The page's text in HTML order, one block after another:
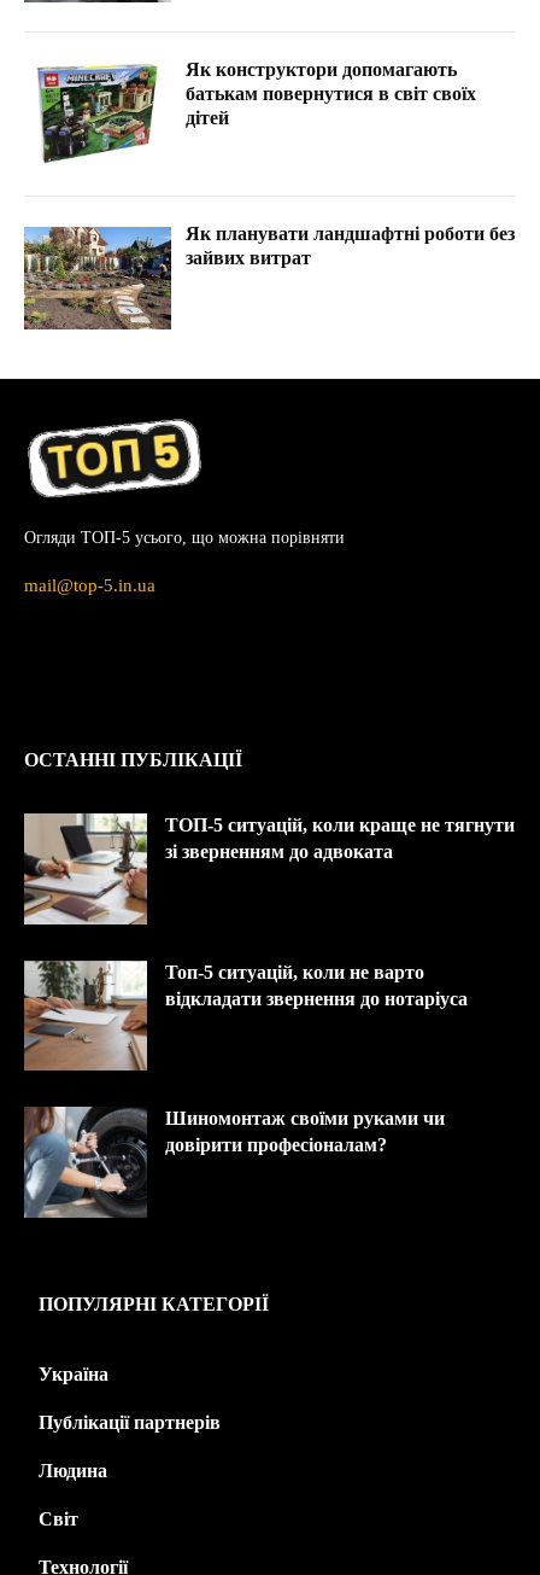
Як конструктори допомагають
батькам повернутися в світ своїх
дітей
Як планувати ландшафтні роботи без
зайвих витрат
Огляди ТОП-5 усього, що можна порівняти
mail@top-5.in.ua
ОСТАННІ ПУБЛІКАЦІЇ
ТОП-5 ситуацій, коли краще не тягнути
зі зверненням до адвоката
Топ-5 ситуацій, коли не варто
відкладати звернення до нотаріуса
Шиномонтаж своїми руками чи
довірити професіоналам?
ПОПУЛЯРНІ КАТЕГОРІЇ
Україна
Публікації партнерів
Людина
Світ
Технології